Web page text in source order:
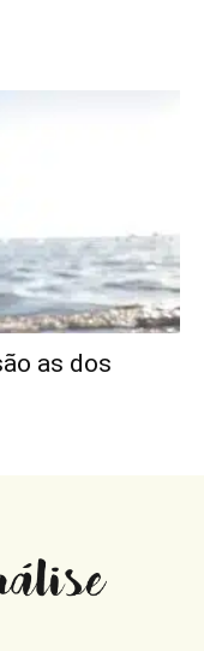
as dos